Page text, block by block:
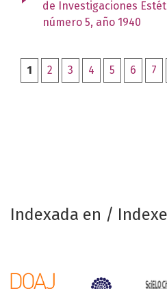
de Investigaciones
número 5, año 1940
1 2 3 4 5 6 7
Indexada en /